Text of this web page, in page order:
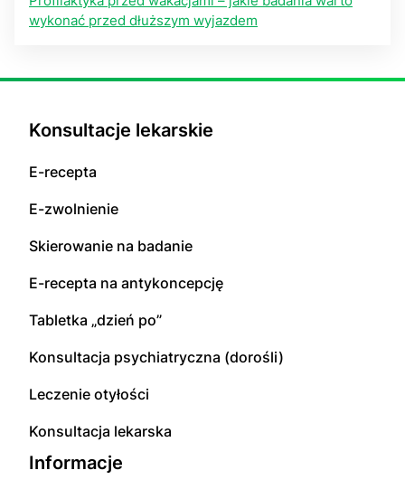
wykonać przed dłuższym wyjazdem
Konsultacje lekarskie
E-recepta
E-zwolnienie
Skierowanie na badanie
E-recepta na antykoncepcję
Tabletka „dzień po”
Konsultacja psychiatryczna (dorośli)
Leczenie otyłości
Konsultacja lekarska
Informacje